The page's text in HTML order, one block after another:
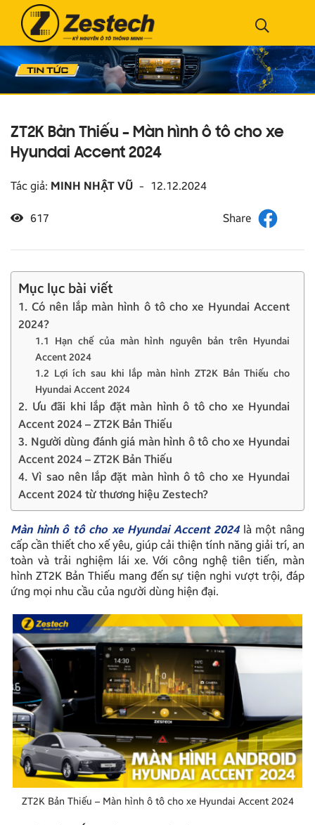
ZT2K Bản Thiếu – Màn hình ô tô cho xe
Hyundai Accent 2024
Tác giả: MINH NHẬT VŨ - 12.12.2024
617
Mục lục bài viết
1. Có nên lắp màn hình ô tô cho xe Hyundai Accent
2024?
1.1 Hạn chế của màn hình nguyên bản trên Hyundai
Accent 2024
1.2 Lợi ích sau khi lắp màn hình ZT2K Bản Thiếu cho
Hyundai Accent 2024
2. Ưu đãi khi lắp đặt màn hình ô tô cho xe Hyundai
Accent 2024 – ZT2K Bản Thiếu
3. Người dùng đánh giá màn hình ô tô cho xe Hyundai
Accent 2024 – ZT2K Bản Thiếu
4. Vì sao nên lắp đặt màn hình ô tô cho xe Hyundai
Accent 2024 từ thương hiệu Zestech?
Màn hình ô tô cho xe Hyundai Accent 2024là một nâng
cấp cần thiết cho xế yêu, giúp cải thiện tính năng giải trí, an
toàn và trải nghiệm lái xe. Với công nghệ tiên tiến, màn
hình ZT2K Bản Thiếu mang đến sự tiện nghi vượt trội, đáp
ứng mọi nhu cầu của người dùng hiện đại.
ZT2K Bản Thiếu – Màn hình ô tô cho xe Hyundai Accent 2024